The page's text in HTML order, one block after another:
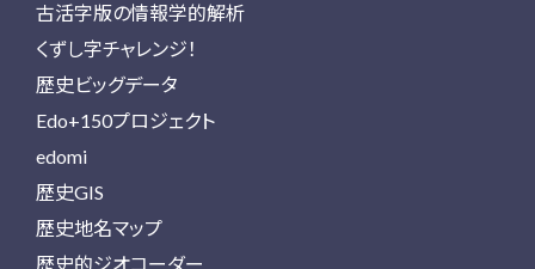
古活字版の情報学的解析
くずし字チャレンジ！
歴史ビッグデータ
Edo+150プロジェクト
edomi
歴史GIS
歴史地名マップ
歴史的ジオコーダー